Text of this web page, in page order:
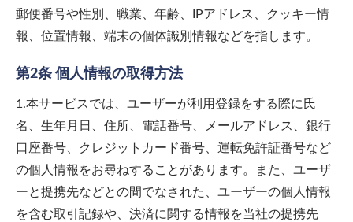
郵便番号や性別、職業、年齢、IPアドレス、クッキー情
報、位置情報、端末の個体識別情報などを指します。
第2条 個人情報の取得方法
1.本サービスでは、ユーザーが利用登録をする際に氏
名、生年月日、住所、電話番号、メールアドレス、銀行
口座番号、クレジットカード番号、運転免許証番号など
の個人情報をお尋ねすることがあります。また、ユーザ
ーと提携先などとの間でなされた、ユーザーの個人情報
を含む取引記録や、決済に関する情報を当社の提携先